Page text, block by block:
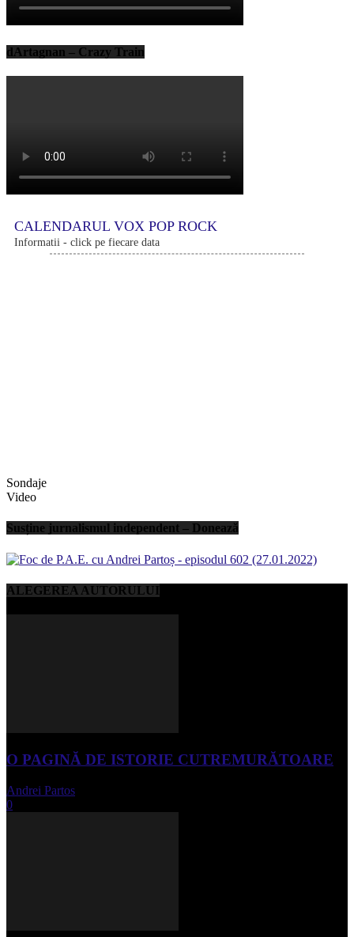
dArtagnan – Crazy Train
CALENDARUL VOX POP ROCK
Informatii - click pe fiecare data
Sondaje
Video
Susține jurnalismul independent – Donează
ALEGEREA AUTORULUI
O PAGINĂ DE ISTORIE CUTREMURĂTOARE
Andrei Partos
0